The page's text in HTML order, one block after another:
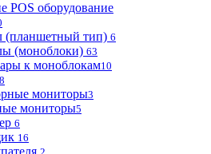
POS оборудование
(планшетный тип) 6
(моноблоки) 63
к моноблокам10
8
мониторы3
мониторы5
6
16